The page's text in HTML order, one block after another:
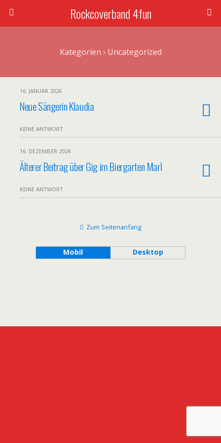
Rockcoverband 4fun
Kategorien › Uncategorized
16. JANUAR 2026
Neue Sängerin Klaudia
KEINE ANTWORT
16. DEZEMBER 2024
Älterer Beitrag über Gig im Biergarten Marl
KEINE ANTWORT
Zum Seitenanfang
Mobil Desktop